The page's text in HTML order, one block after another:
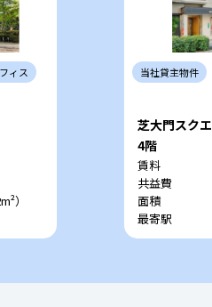
ィス
）
当社貸主物件
芝大門スク
4階
賃料
共益費
面積
最寄駅